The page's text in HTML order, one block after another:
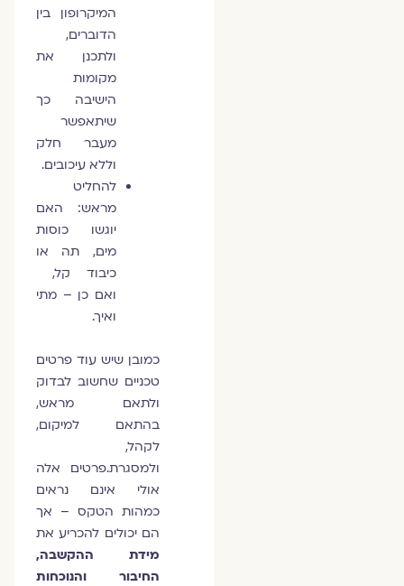
המיקרופון בין
הדוברים,
ולתכנן את
מקומות
הישיבה כך
שיתאפשר
מעבר חלק
וללא עיכובים.
להחליט
מראש: האם
יוגשו כוסות
מים, תה או
כיבוד קל,
ואם כן – מתי
ואיך.
כמובן שיש עוד פרטים
טכניים שחשוב לבדוק
ולתאם מראש,
בהתאם למיקום,
לקהל,
ולמסגרת.פרטים אלה
אולי אינם נראים
כמהות הטקס – אך
הם יכולים להכריע את
מידת ההקשבה,
החיבור והנוכחות